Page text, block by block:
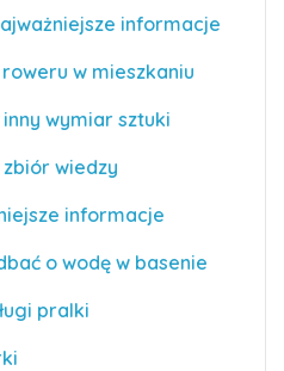
informacje
w mieszkaniu
wymiar sztuki
wiedzy
informacje
o wodę w basenie
pralki